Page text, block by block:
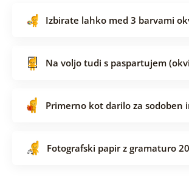
Izbirate lahko med 3 barvami
Na voljo tudi s paspartujem
Primerno kot darilo za sodoben
Fotografski papir z gramaturo